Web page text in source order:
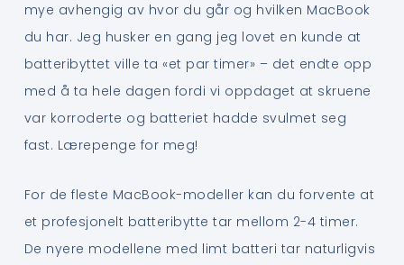
mye avhengig av hvor du går og hvilken MacBook
du har. Jeg husker en gang jeg lovet en kunde at
batteribyttet ville ta «et par timer» – det endte opp
med å ta hele dagen fordi vi oppdaget at skruene
var korroderte og batteriet hadde svulmet seg
fast. Lærepenge for meg!
For de fleste MacBook-modeller kan du forvente at
et profesjonelt batteribytte tar mellom 2-4 timer.
De nyere modellene med limt batteri tar naturligvis